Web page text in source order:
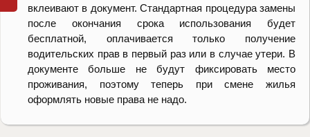
вклеивают в документ. Стандартная процедура замены
после окончания срока использования будет
бесплатной, оплачивается только получение
водительских прав в первый раз или в случае утери. В
документе больше не будут фиксировать место
проживания, поэтому теперь при смене жилья
оформлять новые права не надо.